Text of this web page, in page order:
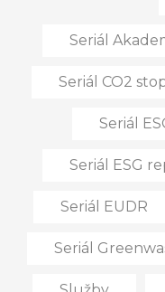
Seriál
Seriál CO2
Seriál
Seriál ESG
Seriál EUDR
Seriál